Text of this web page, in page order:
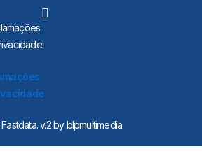
v.2 by blpmultimedia
L
n
i